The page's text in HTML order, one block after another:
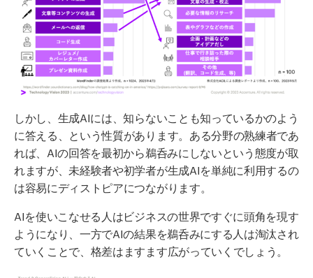
しかし、生成AIには、知らないことも知っているかのよう
に答える、という性質があります。ある分野の熟練者であ
れば、AIの回答を最初から鵜呑みにしないという態度が取
れますが、未経験者や初学者が生成AIを単純に利用するの
は容易にディストピアにつながります。
AIを使いこなせる人はビジネスの世界ですぐに頭角を現す
ようになり、一方でAIの結果を鵜呑みにする人は淘汰され
ていくことで、格差はますます広がっていくでしょう。